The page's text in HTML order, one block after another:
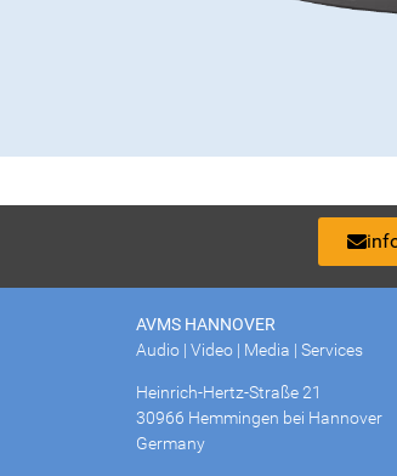
AVMS HANNOVER
Audio | Video | Media | Services
Heinrich-Hertz-Straße 21
30966 Hemmingen bei Hannover
Germany